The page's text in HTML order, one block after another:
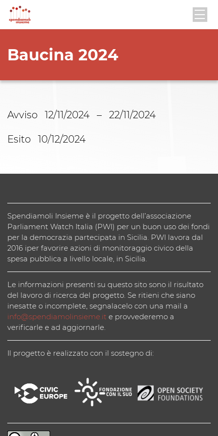
Baucina 2024
Avviso 12/11/2024 – 22/11/2024
Esito 10/12/2024
Spendiamoli Insieme è il progetto dell’associazione
Parliament Watch Italia (PWI) per un buon uso dei fondi
per la democrazia partecipata in Sicilia. PWI lavora dal
2016 iper favorire azioni di monitoraggio civico della
spesa pubblica a livello locale, in Sicilia.
Le informazioni presenti su questo sito sono il risultato
del lavoro di ricerca del progetto. Se ritieni che siano
inesatte o incomplete, segnalacelo con una mail a
info@spendiamolinsieme.it e provvederemo a
verificarle e ad aggiornarle.
Il progetto è realizzato con il sostegno di: